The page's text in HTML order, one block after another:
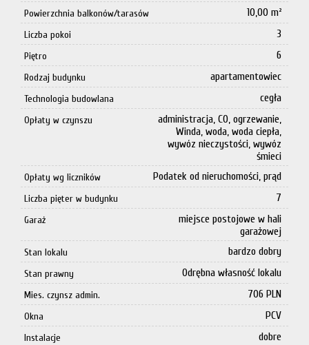
Powierzchnia balkonów/tarasów 10,00 m²
Liczba pokoi 3
Piętro 6
Rodzaj budynku apartamentowiec
Technologia budowlana cegła
Opłaty w czynszu
administracja, CO, ogrzewanie,
Winda, woda, woda ciepła,
wywóz nieczystości, wywóz
śmieci
Opłaty wg liczników Podatek od nieruchomości, prąd
Liczba pięter w budynku 7
Garaż
miejsce postojowe w hali
garażowej
Stan lokalu bardzo dobry
Stan prawny Odrębna własność lokalu
Mies. czynsz admin. 706 PLN
Okna PCV
Instalacje dobre